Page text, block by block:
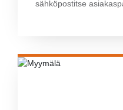
sähköpostitse